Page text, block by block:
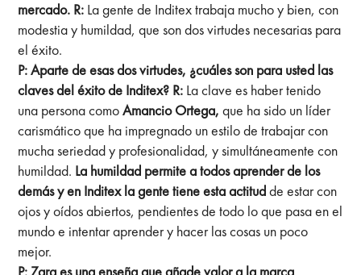
mercado. R: La gente de Inditex trabaja mucho y bien, con
modestia y humildad, que son dos virtudes necesarias para
el éxito.
P: Aparte de esas dos virtudes, ¿cuáles son para usted las
claves del éxito de Inditex? R: La clave es haber tenido
una persona comoAmancio Ortega,que ha sido un líder
carismático que ha impregnado un estilo de trabajar con
mucha seriedad y profesionalidad, y simultáneamente con
humildad. La humildad permite a todos aprender de los
demás y en Inditex la gente tiene esta actitudde estar con
ojos y oídos abiertos, pendientes de todo lo que pasa en el
mundo e intentar aprender y hacer las cosas un poco
mejor.
P: Zara es una enseña que añade valor a la marca